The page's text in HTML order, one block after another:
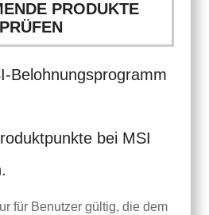
PRODUKTE
PRÜFEN
Belohnungsprogramm
bei MSI
für Benutzer gültig, die dem